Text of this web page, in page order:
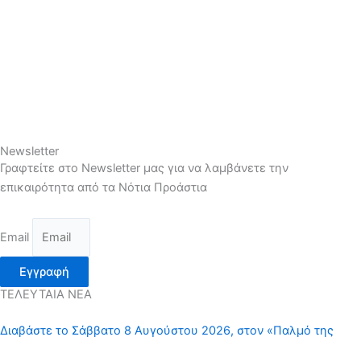
Newsletter
Γραφτείτε στο Newsletter μας για να λαμβάνετε την
επικαιρότητα από τα Νότια Προάστια
Email
Εγγραφή
ΤΕΛΕΥΤΑΙΑ ΝΕΑ
Διαβάστε το Σάββατο 8 Αυγούστου 2026, στον «Παλμό της